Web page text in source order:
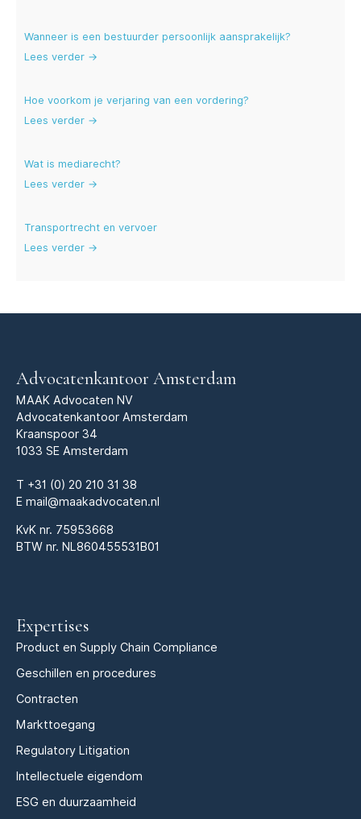
Wanneer is een bestuurder persoonlijk aansprakelijk?
Lees verder →
Hoe voorkom je verjaring van een vordering?
Lees verder →
Wat is mediarecht?
Lees verder →
Transportrecht en vervoer
Lees verder →
Advocatenkantoor Amsterdam
MAAK Advocaten NV
Advocatenkantoor Amsterdam
Kraanspoor 34
1033 SE Amsterdam
T +31 (0) 20 210 31 38
E mail@maakadvocaten.nl
KvK nr. 75953668
BTW nr. NL860455531B01
Expertises
Product en Supply Chain Compliance
Geschillen en procedures
Contracten
Markttoegang
Regulatory Litigation
Intellectuele eigendom
ESG en duurzaamheid